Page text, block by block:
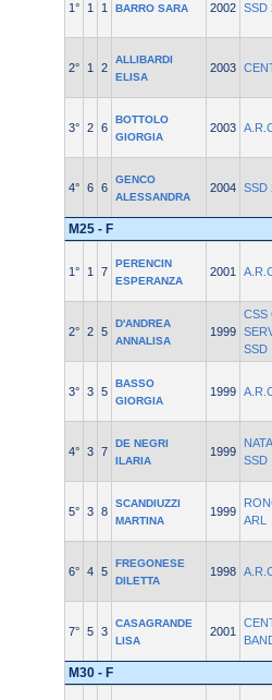
1° 1 1 BARRO SARA 2002 SSD
2° 1 2
ALLIBARDI
ELISA
2003
3° 2 6
BOTTOLO
GIORGIA
2003
4° 6 6
GENCO
ALESSANDRA
2004 SSD
M25 - F
1° 1 7
PERENCIN
ESPERANZA
2001
2° 2 5
D'ANDREA
ANNALISA
1999
CSS
SSD
3° 3 5
BASSO
GIORGIA
1999
4° 3 7
DE NEGRI
ILARIA
1999
SSD
5° 3 8
SCANDIUZZI
MARTINA
1999
ARL
6° 4 5
FREGONESE
DILETTA
1998
7° 5 3
CASAGRANDE
LISA
2001
M30 - F